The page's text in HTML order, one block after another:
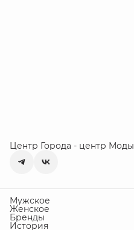
Центр Города - центр Моды
Мужское
Женское
Бренды
История